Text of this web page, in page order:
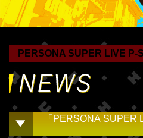
PERSONA SUPER LIVE P-
「PERSONA SUPER